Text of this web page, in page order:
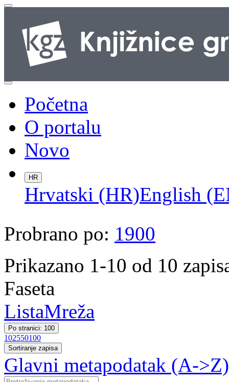
Početna
O portalu
Novo
HR
Hrvatski (HR)English
Probrano po: 1900
Prikazano 1-10 od 10
Faseta
ListaMreža
Po stranici: 100
102550100
Sortiranje zapisa
Glavni metapodatak (A->Z)